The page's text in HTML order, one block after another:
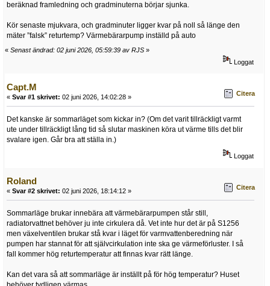
beräknad framledning och gradminuterna börjar sjunka.
Kör senaste mjukvara, och gradminuter ligger kvar på noll så länge den
mäter ”falsk” returtemp? Värmebärarpump inställd på auto
« Senast ändrad: 02 juni 2026, 05:59:39 av RJS »
Loggat
Capt.M
« Svar #1 skrivet: 02 juni 2026, 14:02:28 » Citera
Det kanske är sommarläget som kickar in? (Om det varit tillräckligt varmt
ute under tillräckligt lång tid så slutar maskinen köra ut värme tills det blir
svalare igen. Går bra att ställa in.)
Loggat
Roland
« Svar #2 skrivet: 02 juni 2026, 18:14:12 » Citera
Sommarläge brukar innebära att värmebärarpumpen står still,
radiatorvattnet behöver ju inte cirkulera då. Vet inte hur det är på S1256
men växelventilen brukar stå kvar i läget för varmvattenberedning när
pumpen har stannat för att självcirkulation inte ska ge värmeförluster. I så
fall kommer hög returtemperatur att finnas kvar rätt länge.
Kan det vara så att sommarläge är inställt på för hög temperatur? Huset